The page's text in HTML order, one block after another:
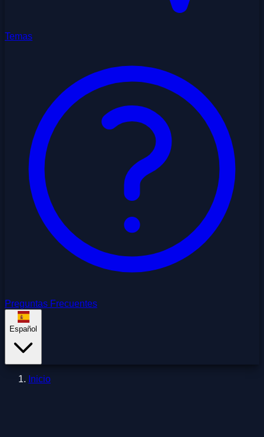
Temas
Preguntas Frecuentes
Español
Inicio